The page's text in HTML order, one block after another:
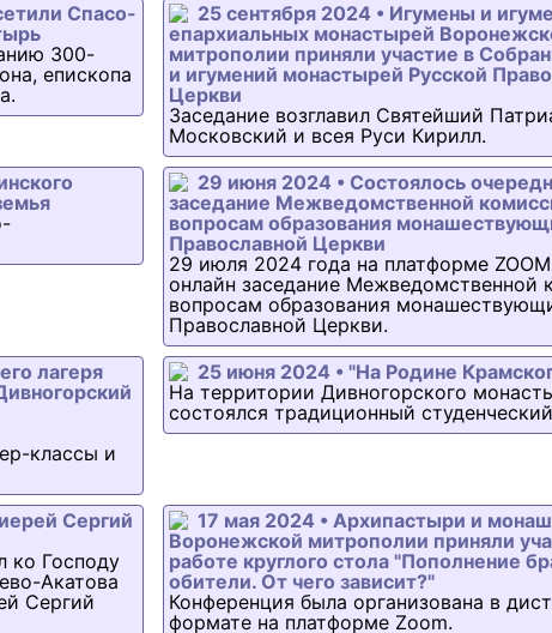
Спасо-
300-
епископа
25 сентября 2024 • Игумены и
епархиальных монастырей
митрополии приняли участие в
и игумений монастырей Русской
Церкви
Заседание возглавил Святейший
Московский и всея Руси Кирилл.
29 июня 2024 • Состоялось
заседание Межведомственной
вопросам образования
Православной Церкви
29 июля 2024 года на платформе
онлайн заседание Межведомственной
вопросам образования
Православной Церкви.
лагеря
классы и
25 июня 2024 • "На Родине
На территории Дивногорского
состоялся традиционный
Сергий
ко Господу
Акатова
Сергий
17 мая 2024 • Архипастыри и
Воронежской митрополии приняли
работе круглого стола "Пополнение
обители. От чего зависит?"
Конференция была организована в
формате на платформе Zoom.